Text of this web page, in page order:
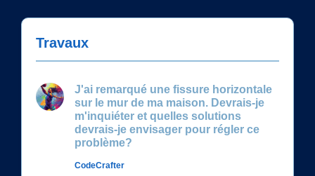
Travaux
J'ai remarqué une fissure horizontale
sur le mur de ma maison. Devrais-je
m'inquiéter et quelles solutions
devrais-je envisager pour régler ce
problème?
CodeCrafter